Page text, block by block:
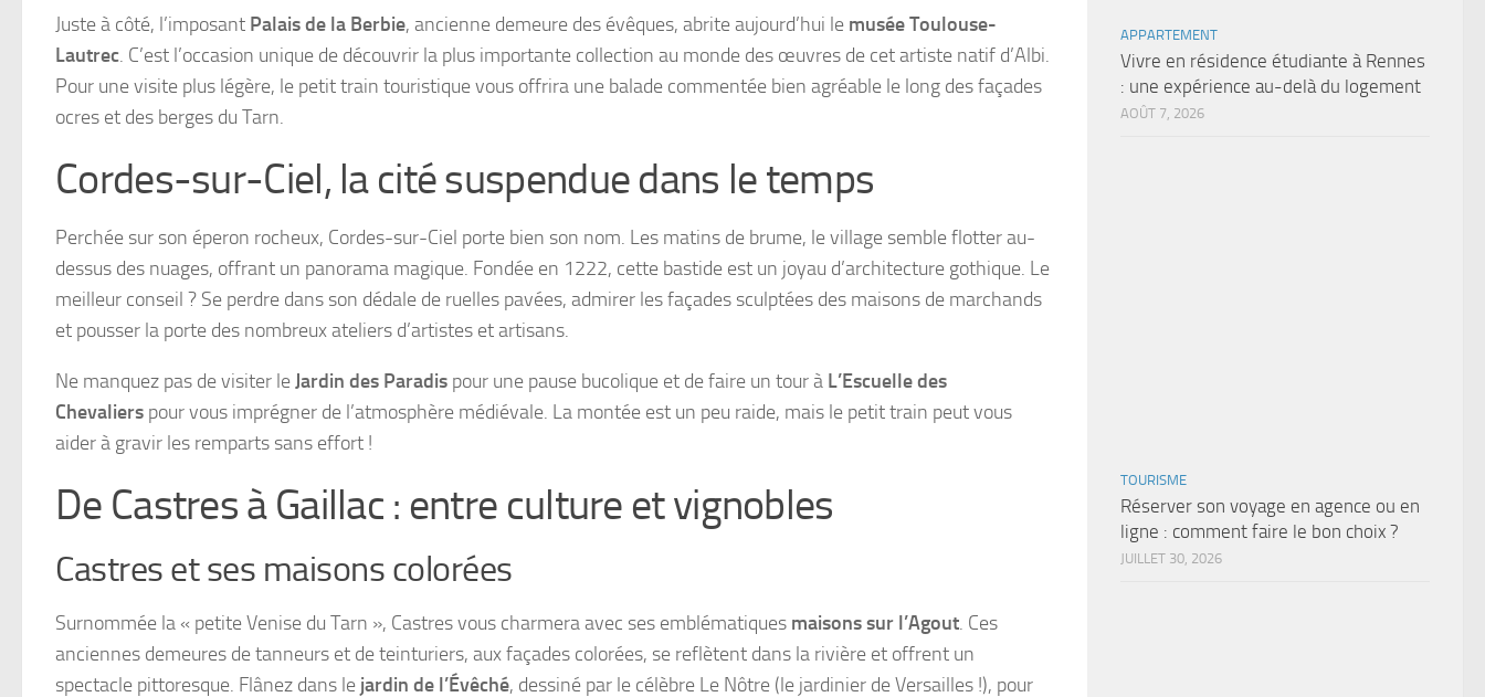
Juste à côté, l’imposant Palais de la Berbie, ancienne demeure des évêques, abrite aujourd’hui le musée Toulouse-
Lautrec. C’est l’occasion unique de découvrir la plus importante collection au monde des œuvres de cet artiste natif d’Albi.
Pour une visite plus légère, le petit train touristique vous offrira une balade commentée bien agréable le long des façades
ocres et des berges du Tarn.
Cordes-sur-Ciel, la cité suspendue dans le temps
Perchée sur son éperon rocheux, Cordes-sur-Ciel porte bien son nom. Les matins de brume, le village semble flotter au-
dessus des nuages, offrant un panorama magique. Fondée en 1222, cette bastide est un joyau d’architecture gothique. Le
meilleur conseil ? Se perdre dans son dédale de ruelles pavées, admirer les façades sculptées des maisons de marchands
et pousser la porte des nombreux ateliers d’artistes et artisans.
Ne manquez pas de visiter leJardin des Paradis pour une pause bucolique et de faire un tour à L’Escuelle des
Chevaliers pour vous imprégner de l’atmosphère médiévale. La montée est un peu raide, mais le petit train peut vous
aider à gravir les remparts sans effort !
De Castres à Gaillac : entre culture et vignobles
Castres et ses maisons colorées
Surnommée la « petite Venise du Tarn », Castres vous charmera avec ses emblématiques maisons sur l’Agout. Ces
anciennes demeures de tanneurs et de teinturiers, aux façades colorées, se reflètent dans la rivière et offrent un
spectacle pittoresque. Flânez dans le jardin de l’Évêché, dessiné par le célèbre Le Nôtre (le jardinier de Versailles !), pour
APPARTEMENT
Vivre en résidence étudiante à Rennes
: une expérience au-delà du logement
AOÛT 7, 2026
TOURISME
Réserver son voyage en agence ou en
ligne : comment faire le bon choix ?
JUILLET 30, 2026